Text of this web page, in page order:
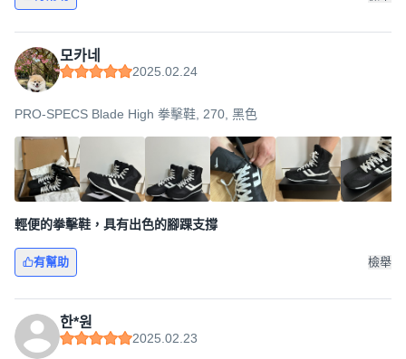
모카네
2025.02.24
PRO-SPECS Blade High 拳擊鞋, 270, 黑色
輕便的拳擊鞋，具有出色的腳踝支撐
有幫助 檢舉
한*원
2025.02.23